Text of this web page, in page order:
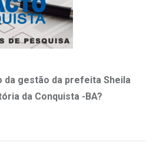
da gestão da prefeita Sheila
da Conquista -BA?